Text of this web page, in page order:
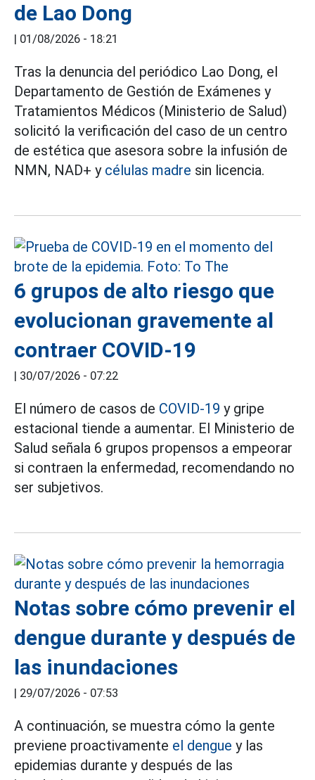
de Lao Dong
| 01/08/2026 - 18:21
Tras la denuncia del periódico Lao Dong, el
Departamento de Gestión de Exámenes y
Tratamientos Médicos (Ministerio de Salud)
solicitó la verificación del caso de un centro
de estética que asesora sobre la infusión de
NMN, NAD+ y células madre sin licencia.
6 grupos de alto riesgo que
evolucionan gravemente al
contraer COVID-19
| 30/07/2026 - 07:22
El número de casos de COVID-19 y gripe
estacional tiende a aumentar. El Ministerio de
Salud señala 6 grupos propensos a empeorar
si contraen la enfermedad, recomendando no
ser subjetivos.
Notas sobre cómo prevenir el
dengue durante y después de
las inundaciones
| 29/07/2026 - 07:53
A continuación, se muestra cómo la gente
previene proactivamente el dengue y las
epidemias durante y después de las